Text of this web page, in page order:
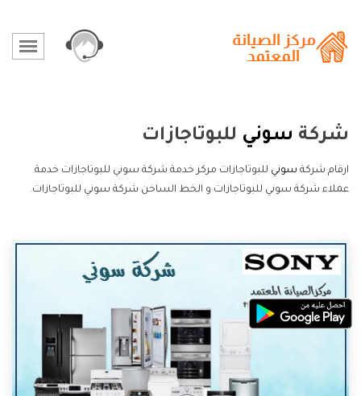
شركة سوني للبوتاجازات
ارقام شركة سوني للبوتاجازات مركز خدمة شركة سوني للبوتاجازات خدمة
عملاء شركة سوني للبوتاجازات و الخط الساخن شركة سوني للبوتاجازات.